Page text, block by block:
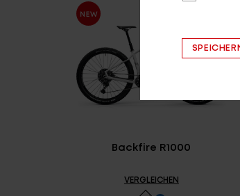
Backfire R1000
VERGLEICHEN